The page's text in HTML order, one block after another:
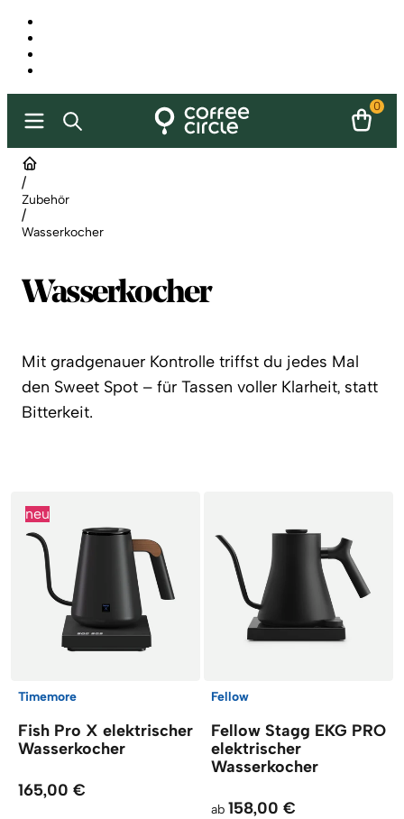
0
/
Zubehör
/
Wasserkocher
Wasserkocher
Mit gradgenauer Kontrolle triffst du jedes Mal
den Sweet Spot – für Tassen voller Klarheit, statt
Bitterkeit.
neu
Timemore
Fish Pro X elektrischer
Wasserkocher
165,00 €
Fellow
Fellow Stagg EKG PRO
elektrischer
Wasserkocher
ab 158,00 €